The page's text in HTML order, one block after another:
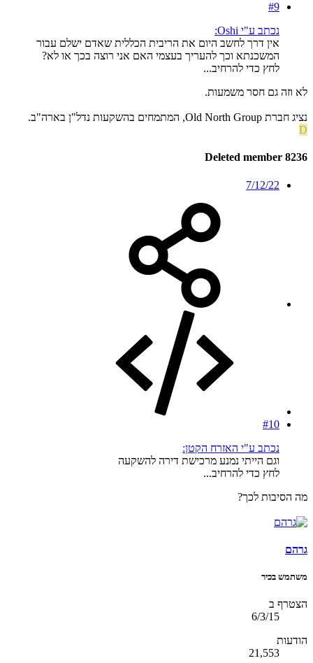
#9
נכתב ע"י Oshi:
אין דרך לחשב היום את הריבית הכללית שאדם ישלם עבור
המשכנתא וכך להעריך בעצמי האם אני רוצה בכך או לא?
לחץ כדי להרחיב...
לא וזה גם חסר משמעות.
נציג חברת Old North Group, המתמחים בהשקעות נדל"ן בארה"ב.
D
Deleted member 8236
7/12/22
#10
נכתב ע"י האזרח הקטן:
וגם הייתי נמנע מרכישת דירה להשקעה
לחץ כדי להרחיב...
מה הסיבות לכך?
גרהם
משתמש בכיר
הצטרף ב
6/3/15
הודעות
21,553